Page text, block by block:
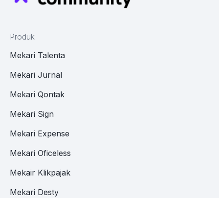
Produk
Mekari Talenta
Mekari Jurnal
Mekari Qontak
Mekari Sign
Mekari Expense
Mekari Oficeless
Mekair Klikpajak
Mekari Desty